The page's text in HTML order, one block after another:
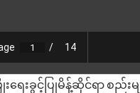
းရေးခွင့်ပြုမိန့်ဆိုင်ရာ စည်း